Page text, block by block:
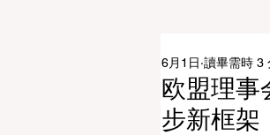
欧盟理事
步新框架
6月1日 讀畢需時 3